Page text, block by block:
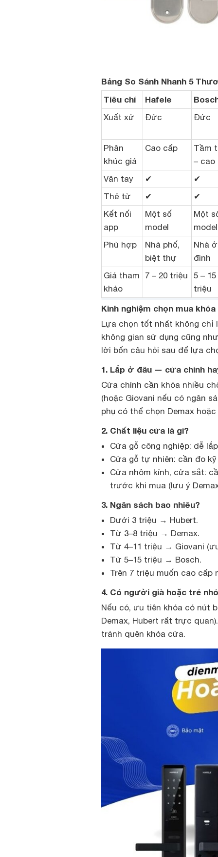
Bảng So Sánh Nhanh 5
Tiêu chí
Hafele
Xuất xứ Đức Đức
Phân
khúc giá
Cao cấp
Tầm
– cao
Vân tay
✔
✔
Thẻ từ
✔
✔
Kết nối
app
Một số
model
Một
model
Phù hợp
Nhà phố,
biệt thự
Nhà
đình
Giá tham
khảo
7 – 20 triệu
5 – 15
triệu
Kinh nghiệm chọn mua
Lựa chọn tốt nhất không chỉ
không gian sử dụng cũng
lời bốn câu hỏi sau để lựa
1. Lắp ở đâu — cửa chính
Cửa chính cần khóa nhiều
(hoặc Giovani nếu có ngân
phụ có thể chọn Demax
2. Chất liệu cửa là gì?
Cửa gỗ công nghiệp: dễ
Cửa gỗ tự nhiên: cần đo
Cửa nhôm kính, cửa sắt:
trước khi mua (lưu ý
3. Ngân sách bao nhiêu?
Dưới 3 triệu → Hubert.
Từ 3–8 triệu → Demax.
Từ 4–11 triệu → Giovani
Từ 5–15 triệu → Bosch.
Trên 7 triệu muốn cao cấp
4. Có người già hoặc trẻ
Nếu có, ưu tiên khóa có nút
Demax, Hubert rất trực
tránh quên khóa cửa.